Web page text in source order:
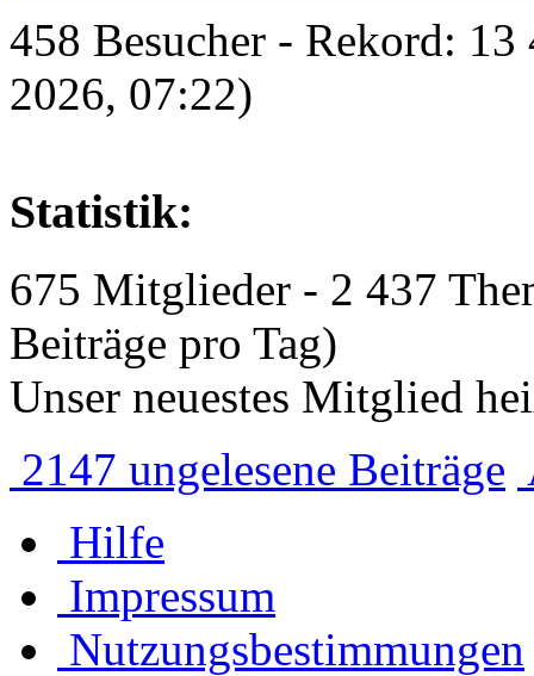
458 Besucher - Rekord:
2026, 07:22)
Statistik:
675 Mitglieder - 2 437
Beiträge pro Tag)
Unser neuestes Mitglied
2147 ungelesene Beiträge
Hilfe
Impressum
Nutzungsbestimmungen